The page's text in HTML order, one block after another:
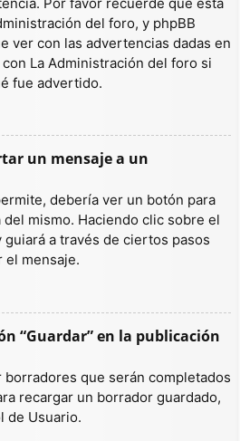
del foro, y phpBB
ver con las advertencias dadas en
La Administración del foro si
fue advertido.
un mensaje a un
debería ver un botón para
mismo. Haciendo clic sobre el
a través de ciertos pasos
el mensaje.
“Guardar” en la publicación
que serán completados
recargar un borrador guardado,
de Usuario.